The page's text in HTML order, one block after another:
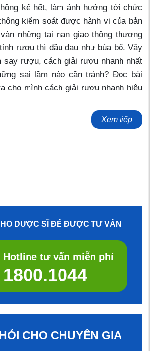
kể hết, làm ảnh hưởng tới chức
kiểm soát được hành vi của bản
những tai nạn giao thông thương
rượu thì đầu đau như búa bổ. Vậy
say rượu, cách giải rượu nhanh nhất
sai lầm nào cần tránh? Đọc bài
cho mình cách giải rượu nhanh hiệu
Xem tiếp
DƯỢC SĨ ĐỂ ĐƯỢC TƯ VẤN
Hotline tư vấn miễn phí
1800.1044
CHO CHUYÊN GIA